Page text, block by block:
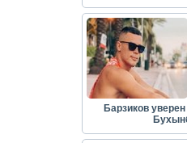
Барзиков